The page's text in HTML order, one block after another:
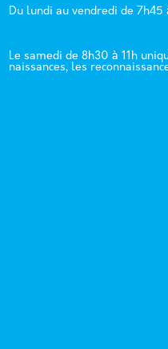
Du lundi au vendredi de
Le samedi de 8h30 à 11h
naissances, les